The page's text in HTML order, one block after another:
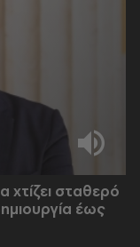
σταθερό
έως